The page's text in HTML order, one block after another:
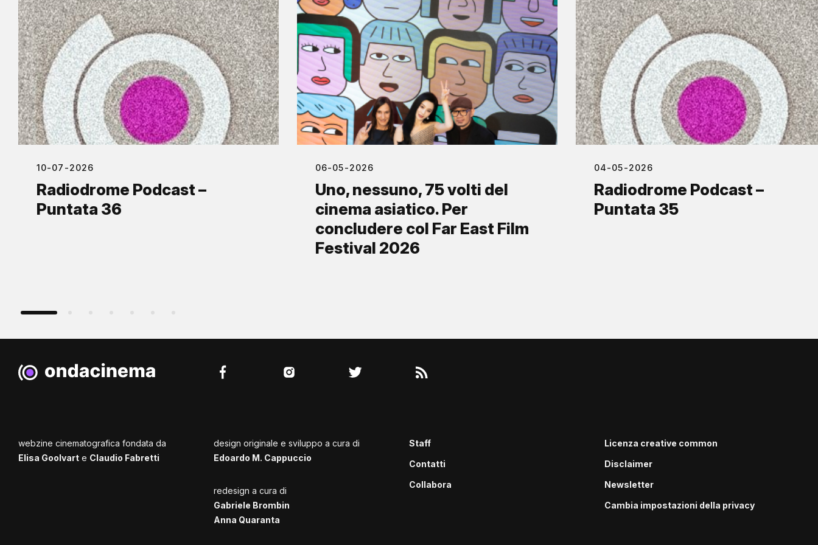
10-07-2026
Radiodrome Podcast –
Puntata 36
06-05-2026
Uno, nessuno, 75 volti del
cinema asiatico. Per
concludere col Far East Film
Festival 2026
04-05-2026
Radiodrome Podcast –
Puntata 35
webzine cinematografica fondata da
Elisa Goolvart e Claudio Fabretti
design originale e sviluppo a cura di
Edoardo M. Cappuccio
redesign a cura di
Gabriele Brombin
Anna Quaranta
Staff
Contatti
Collabora
Licenza creative common
Disclaimer
Newsletter
Cambia impostazioni della privacy